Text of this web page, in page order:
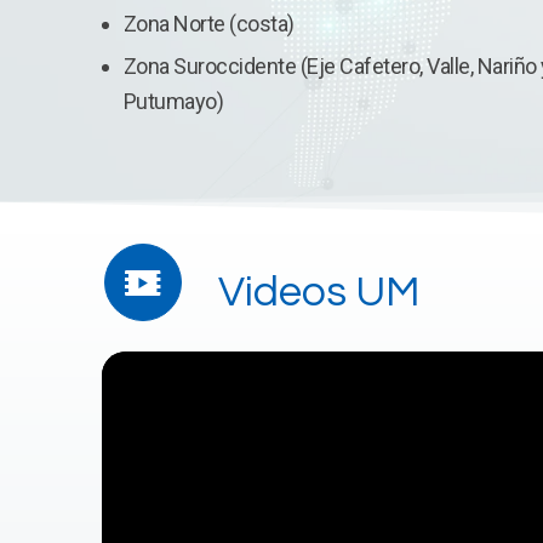
Zona Norte (costa)
Zona Suroccidente (Eje Cafetero, Valle, Nariño
Putumayo)
Videos UM